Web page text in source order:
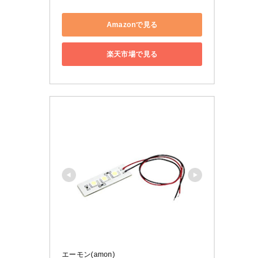
Amazonで見る
楽天市場で見る
エーモン(amon)